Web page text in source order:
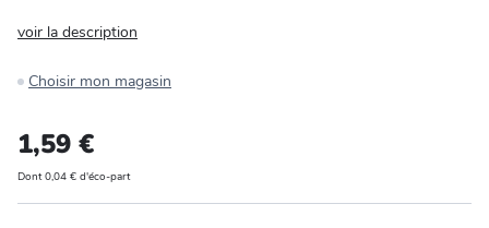
Jardin et plein air
voir la description
Choisir mon magasin
1,59 €
Dont 0,04 € d'éco-part